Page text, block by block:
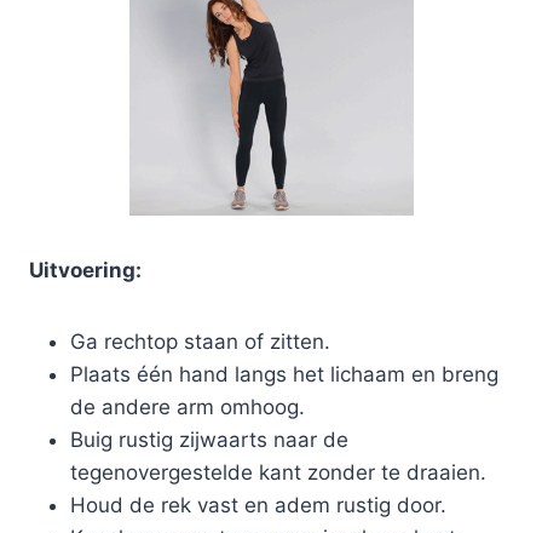
Uitvoering:
Ga rechtop staan of zitten.
Plaats één hand langs het lichaam en breng
de andere arm omhoog.
Buig rustig zijwaarts naar de
tegenovergestelde kant zonder te draaien.
Houd de rek vast en adem rustig door.